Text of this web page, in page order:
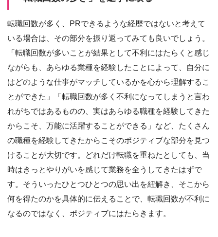
転職回数が多く、PRできるような経歴ではないと考えて
いる場合は、その部分を振り返ってみても良いでしょう。
「転職回数が多いことが結果として不利にはたらくと感じ
ながらも、あらゆる業種を経験したことによって、自分に
はどのような仕事がマッチしているかを心から理解するこ
とができた」「転職回数が多く不利になってしまうと言わ
れがちではあるものの、実はあらゆる職種を経験してきた
からこそ、万能に活躍することができる」など、たくさん
の職種を経験してきたからこそのポジティブな部分を見つ
けることが大切です。どれだけ転職を重ねたとしても、当
時はきっとやりがいを感じて業務を全うしてきたはずで
す。そういったひとつひとつの思い出を紐解き、そこから
何を得たのかを具体的に伝えることで、転職回数が不利に
なるのではなく、ポジティブにはたらきます。